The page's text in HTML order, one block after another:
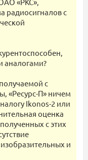
радиосигналов с
аналогами?
с
«Ресурс-П» ничем
Ikonos-2 или
оценка
с этих
и